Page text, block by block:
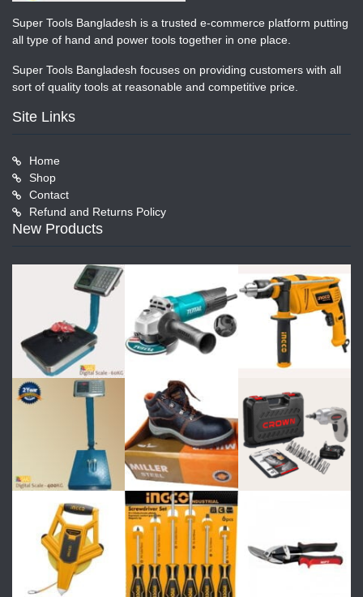
Super Tools Bangladesh is a trusted e-commerce platform putting
all type of hand and power tools together in one place.
Super Tools Bangladesh focuses on providing customers with all
sort of quality tools at reasonable and competitive price.
Site Links
Home
Shop
Contact
Refund and Returns Policy
New Products